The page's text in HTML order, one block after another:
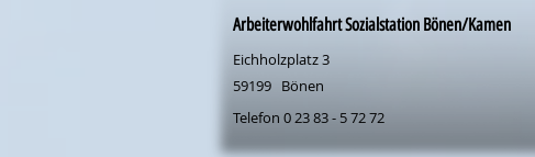
Arbeiterwohlfahrt Sozialstation Bönen/Kamen
Eichholzplatz 3
59199 Bönen
Telefon 0 23 83 - 5 72 72